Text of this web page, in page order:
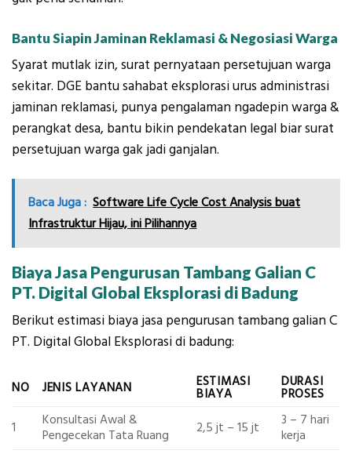
Bantu Siapin Jaminan Reklamasi & Negosiasi Warga
Syarat mutlak izin, surat pernyataan persetujuan warga
sekitar. DGE bantu sahabat eksplorasi urus administrasi
jaminan reklamasi, punya pengalaman ngadepin warga &
perangkat desa, bantu bikin pendekatan legal biar surat
persetujuan warga gak jadi ganjalan.
Baca Juga : Software Life Cycle Cost Analysis buat
Infrastruktur Hijau, ini Pilihannya
Biaya Jasa Pengurusan Tambang Galian C
PT. Digital Global Eksplorasi di Badung
Berikut estimasi biaya jasa pengurusan tambang galian C
PT. Digital Global Eksplorasi di badung:
NO JENIS LAYANAN ESTIMASI
BIAYA
DURASI
PROSES
1
Konsultasi Awal &
Pengecekan Tata Ruang
2,5 jt – 15 jt
3 – 7 hari
kerja